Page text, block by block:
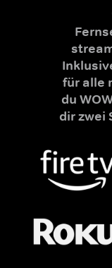
für alle
du
dir zwei